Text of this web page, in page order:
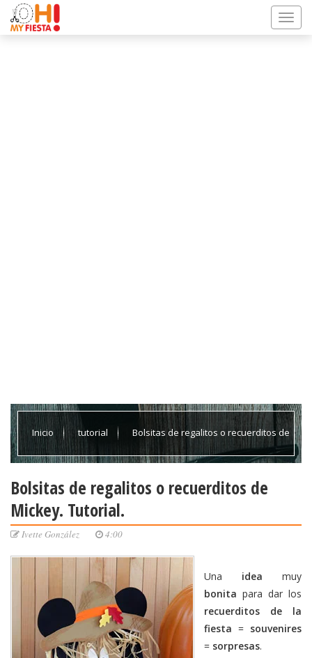
Inicio tutorial Bolsitas de regalitos o recuerditos de
Bolsitas de regalitos o recuerditos de
Mickey. Tutorial.
Ivette González 4:00
Una idea muy
bonita para dar los
recuerditos de la
fiesta = souvenires
= sorpresas.